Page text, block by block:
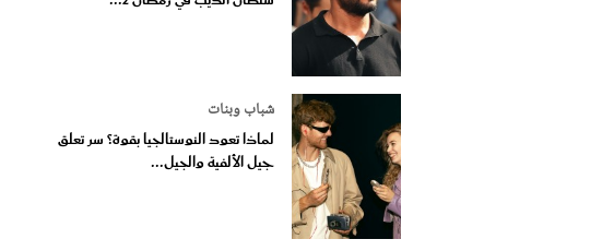
شباب وبنات
لماذا تعود النوستالجيا بقوة؟ سر تعلق
جيل الألفية والجيل...